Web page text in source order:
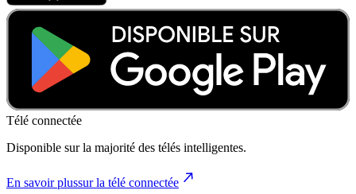
Télé connectée
Disponible sur la majorité des télés intelligentes.
En savoir plussur la télé connectée